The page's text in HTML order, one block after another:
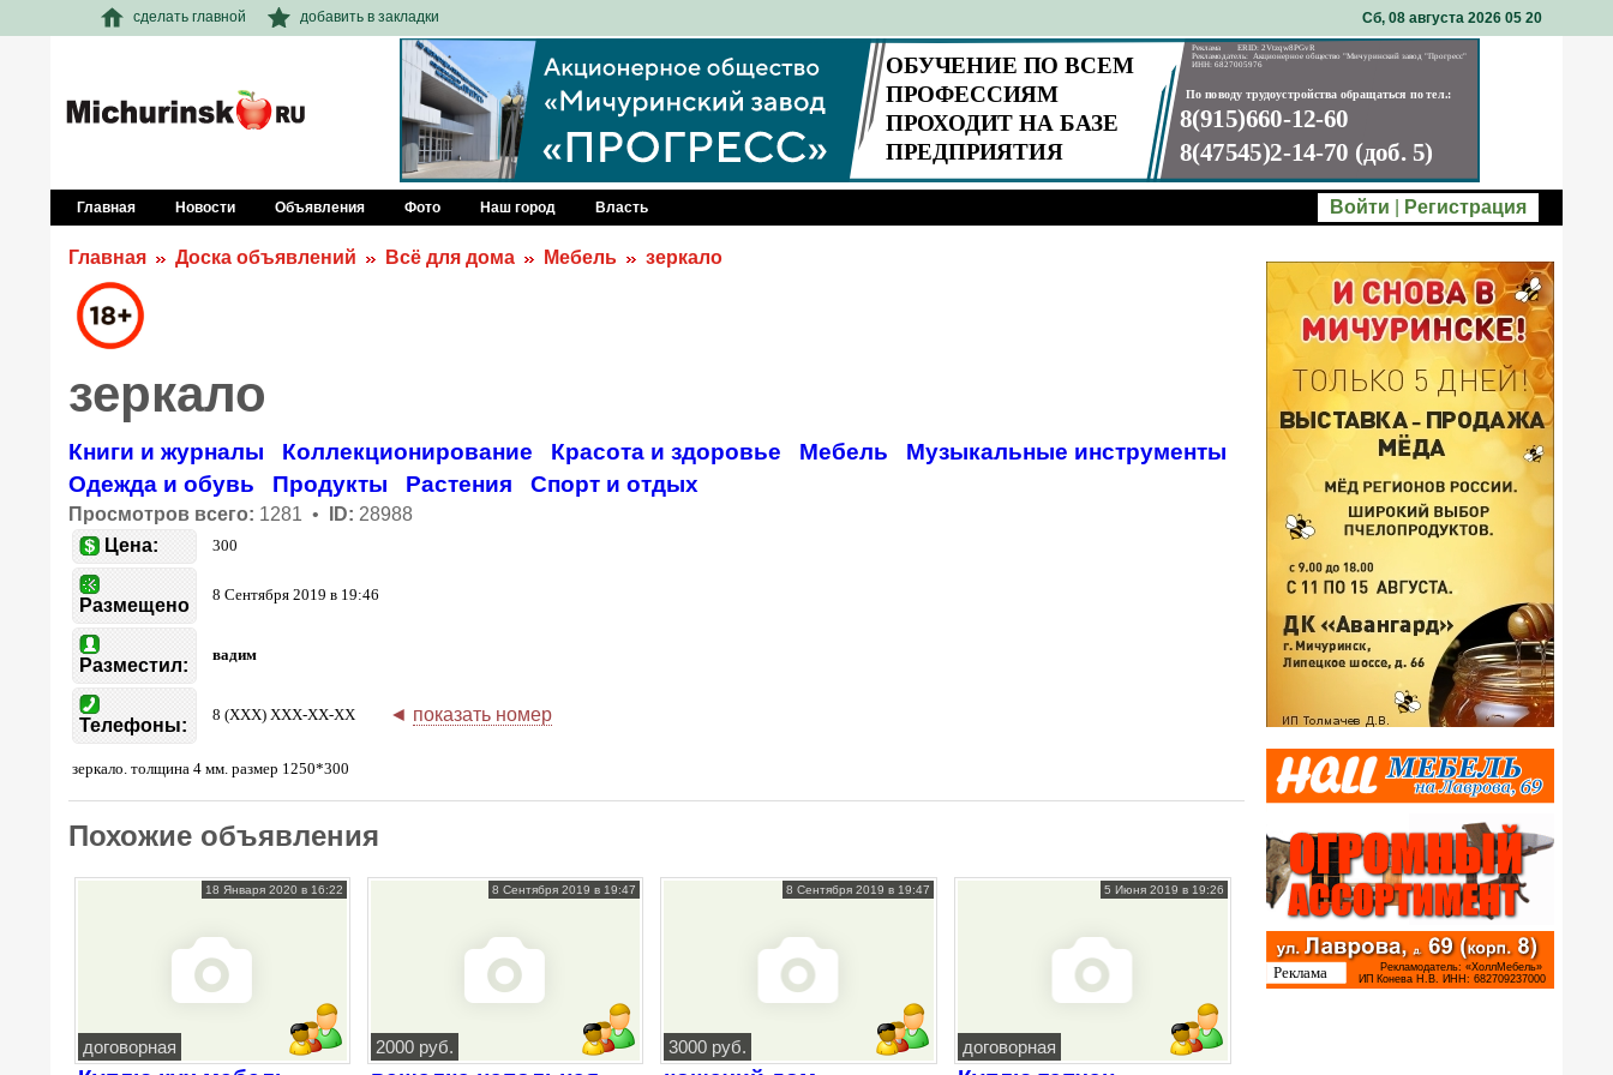
сделать главной добавить в закладки Сб, 08 августа 2026 05 20
Главная Новости Объявления Фото Наш город Власть Войти Регистрация
Главная Доска объявлений Всё для дома Мебель зеркало
зеркало
Книги и журналы Коллекционирование Красота и здоровье Мебель
Музыкальные инструменты
Одежда и обувь
Продукты Растения Спорт и отдых
Просмотров всего: 1281 • ID: 28988
Цена:
300
Размещено
8 Сентября 2019 в 19:46
Разместил:
вадим
Телефоны:
8 (XXX) XXX-XX-XX ◄ показать номер
зеркало. толщина 4 мм. размер 1250*300
Похожие объявления
18 Января 2020 в 16:22
договорная
8 Сентября 2019 в 19:47
2000 руб.
8 Сентября 2019 в 19:47
3000 руб.
5 Июня 2019 в 19:26
договорная